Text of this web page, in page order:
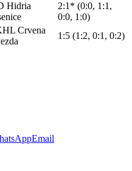
Hidria
2:1* (0:0, 1:1,
0:0, 1:0)
Crvena
1:5 (1:2, 0:1, 0:2)
Email